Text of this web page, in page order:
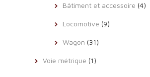
Bâtiment et accessoire (4)
Locomotive (9)
Wagon (31)
Voie métrique (1)